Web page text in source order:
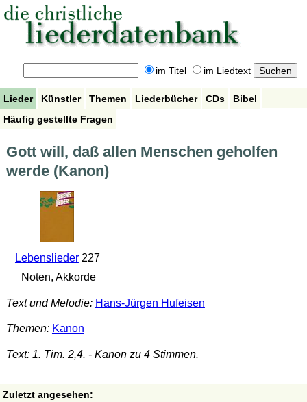
im Titel im Liedtext
Lieder Künstler Themen Liederbücher CDs
Bibel
Häufig gestellte Fragen
Gott will, daß allen Menschen geholfen
werde (Kanon)
Lebenslieder227
Noten, Akkorde
Text und Melodie: Hans-Jürgen Hufeisen
Themen: Kanon
Text: 1. Tim. 2,4. - Kanon zu 4 Stimmen.
Zuletzt angesehen: